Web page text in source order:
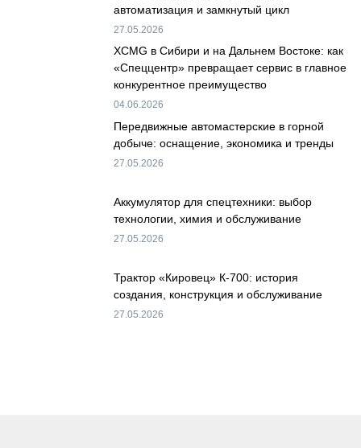
автоматизация и замкнутый цикл
27.05.2026
XCMG в Сибири и на Дальнем Востоке: как
«Спеццентр» превращает сервис в главное
конкурентное преимущество
04.06.2026
Передвижные автомастерские в горной
добыче: оснащение, экономика и тренды
27.05.2026
Аккумулятор для спецтехники: выбор
технологии, химия и обслуживание
27.05.2026
Трактор «Кировец» К-700: история
создания, конструкция и обслуживание
27.05.2026